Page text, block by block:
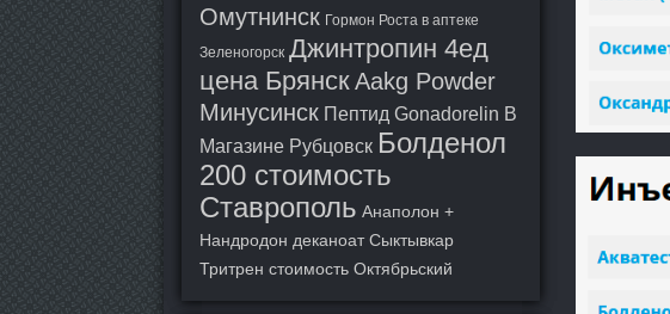
Омутнинск Гормон Роста в аптеке
Зеленогорск Джинтропин 4ед
цена БрянскAakg Powder
Минусинск Пептид Gonadorelin В
Магазине Рубцовск Болденол
200 стоимость
Ставрополь Анаполон +
Нандродон деканоат Сыктывкар
Тритрен стоимость Октябрьский